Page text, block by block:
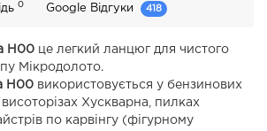
0 Google Відгуки 418
H00 це легкий ланцюг для чистого
Мікродолото.
H00 використовується у бензинових
Хускварна, пилках
по карвінгу (фігурному